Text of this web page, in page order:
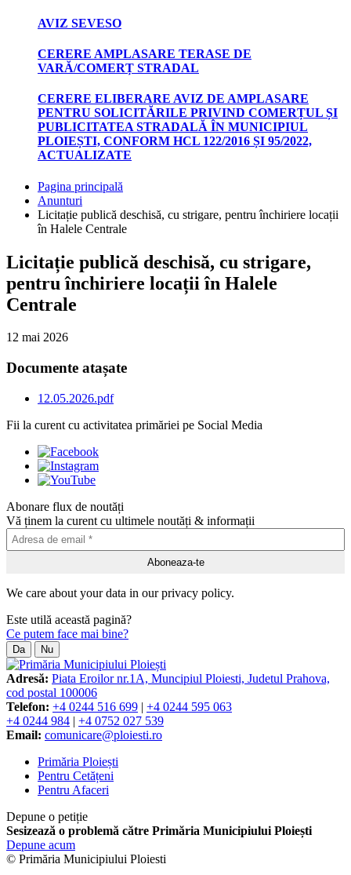
AVIZ SEVESO
CERERE AMPLASARE TERASE DE
VARĂ/COMERȚ STRADAL
CERERE ELIBERARE AVIZ DE AMPLASARE
PENTRU SOLICITĂRILE PRIVIND COMERȚUL ȘI
PUBLICITATEA STRADALĂ ÎN MUNICIPIUL
PLOIEȘTI, CONFORM HCL 122/2016 ȘI 95/2022,
ACTUALIZATE
Pagina principală
Anunturi
Licitație publică deschisă, cu strigare, pentru închiriere locații
în Halele Centrale
Licitație publică deschisă, cu strigare,
pentru închiriere locații în Halele
Centrale
12 mai 2026
Documente atașate
12.05.2026.pdf
Fii la curent cu activitatea primăriei pe Social Media
Abonare flux de noutăți
Vă ținem la curent cu ultimele noutăți & informații
We care about your data in our privacy policy.
Este utilă această pagină?
Ce putem face mai bine?
Da Nu
Adresă: Piata Eroilor nr.1A, Muncipiul Ploiesti, Judetul Prahova,
cod postal 100006
Telefon: +4 0244 516 699 | +4 0244 595 063
+4 0244 984 | +4 0752 027 539
Email: comunicare@ploiesti.ro
Primăria Ploiești
Pentru Cetățeni
Pentru Afaceri
Depune o petiție
Sesizează o problemă către Primăria Municipiului Ploiești
Depune acum
© Primăria Municipiului Ploiesti